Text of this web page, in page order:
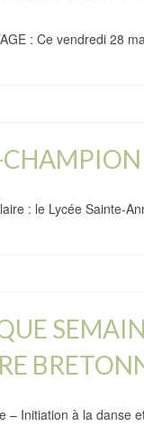
: Ce vendredi 28
: le Lycée Sainte-
– Initiation à la